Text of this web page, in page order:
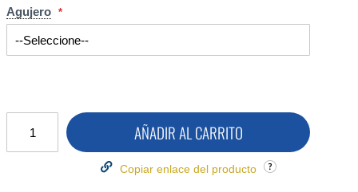
Agujero
AÑADIR AL CARRITO
Copiar enlace del producto